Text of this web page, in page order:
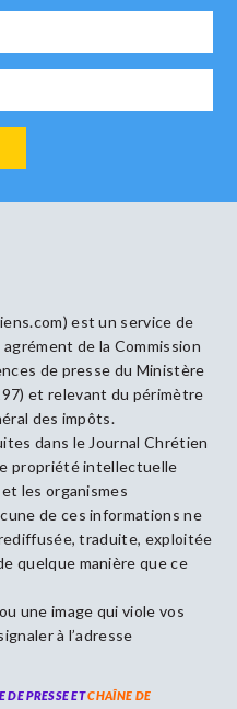
est un service de
de la Commission
de presse du Ministère
et relevant du périmètre
des impôts.
dans le Journal Chrétien
propriété intellectuelle
les organismes
de ces informations ne
traduite, exploitée
quelque manière que ce
une image qui viole vos
à l’adresse
DE PRESSE ETCHAÎNE DE